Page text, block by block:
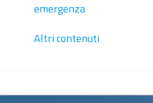
emergenza
Altri contenuti